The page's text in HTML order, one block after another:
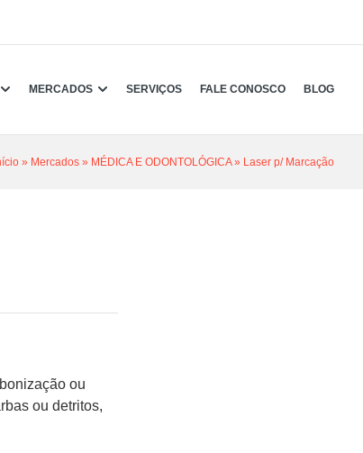
MERCADOS SERVIÇOS FALE CONOSCO BLOG
» Mercados » MÉDICA E ODONTOLÓGICA» Laser p/ Marcação
ou
ou detritos,